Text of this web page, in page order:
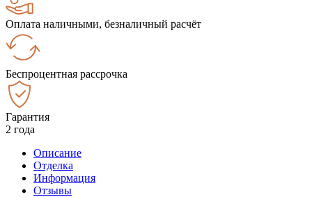
Оплата наличными, безналичный расчёт
Беспроцентная рассрочка
Гарантия
2 года
Описание
Отделка
Информация
Отзывы